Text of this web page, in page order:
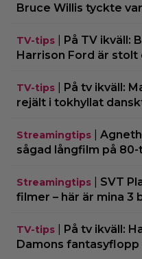
Bruce Willis tyckte
TV-tips
På TV ikväll:
Harrison Ford är stolt
TV-tips
På tv ikväll:
rejält i tokhyllat
Streamingtips
sågad långfilm på
Streamingtips
SVT
filmer – här är mina 3
TV-tips
På tv ikväll:
Damons fantasyflopp